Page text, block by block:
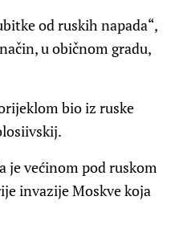
od ruskih napada“,
u običnom gradu,
bio iz ruske
je većinom pod ruskom
invazije Moskve koja